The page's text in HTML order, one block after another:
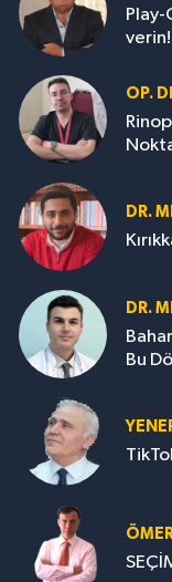
verin!
OP.
DR.
DR.
Bu